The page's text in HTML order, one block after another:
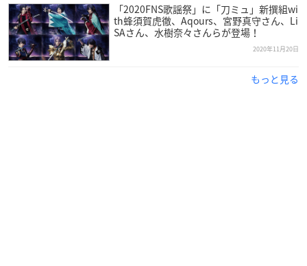
「2020FNS歌謡祭」に「刀ミュ」新撰組wi
th蜂須賀虎徹、Aqours、宮野真守さん、Li
SAさん、水樹奈々さんらが登場！
2020年11月20日
もっと見る